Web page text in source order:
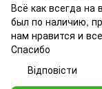
Всё как всегда на
был по наличию,
нам нравится и
Спасибо
Відповісти